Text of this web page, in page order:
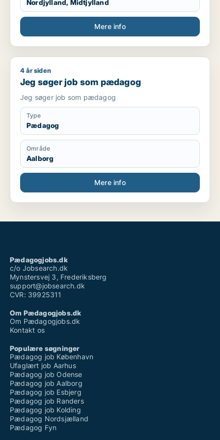
Nordjylland, Midtjylland
Mere info
Jeg søger job som pædagog
4 år siden
Jeg søger job som pædagog
Jeg søger job som pædagog
Type
Pædagog
Område
Aalborg
Mere info
Pædagogjobs.dk
c/o Jobsearch.dk
Mynstersvej 3, Frederiksberg
support@jobsearch.dk
CVR: 39925311
Om Pædagogjobs.dk
Om Pædagogjobs.dk
Kontakt os
Populære søgninger
Pædagog job København
Ufaglært job Aarhus
Pædagog job Odense
Pædagog job Aalborg
Pædagog job Esbjerg
Pædagog job Randers
Pædagog job Kolding
Pædagog Nordsjælland
Pædagog Fyn